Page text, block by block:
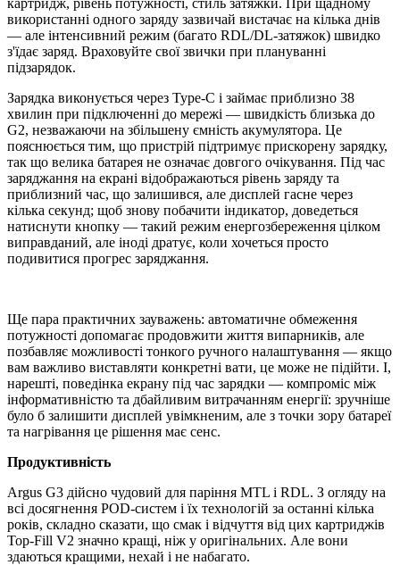
використанні одного заряду зазвичай вистачає на кілька днів
— але інтенсивний режим (багато RDL/DL-затяжок) швидко
з'їдає заряд. Враховуйте свої звички при плануванні
підзарядок.
Зарядка виконується через Type-C і займає приблизно 38
хвилин при підключенні до мережі — швидкість близька до
G2, незважаючи на збільшену ємність акумулятора. Це
пояснюється тим, що пристрій підтримує прискорену зарядку,
так що велика батарея не означає довгого очікування. Під час
заряджання на екрані відображаються рівень заряду та
приблизний час, що залишився, але дисплей гасне через
кілька секунд; щоб знову побачити індикатор, доведеться
натиснути кнопку — такий режим енергозбереження цілком
виправданий, але іноді дратує, коли хочеться просто
подивитися прогрес заряджання.
Ще пара практичних зауважень: автоматичне обмеження
потужності допомагає продовжити життя випарників, але
позбавляє можливості тонкого ручного налаштування — якщо
вам важливо виставляти конкретні вати, це може не підійти. І,
нарешті, поведінка екрану під час зарядки — компроміс між
інформативністю та дбайливим витрачанням енергії: зручніше
було б залишити дисплей увімкненим, але з точки зору батареї
та нагрівання це рішення має сенс.
Продуктивність
Argus G3 дійсно чудовий для паріння MTL і RDL. З огляду на
всі досягнення POD-систем і їх технологій за останні кілька
років, складно сказати, що смак і відчуття від цих картриджів
Top-Fill V2 значно кращі, ніж у оригінальних. Але вони
здаються кращими, нехай і не набагато.